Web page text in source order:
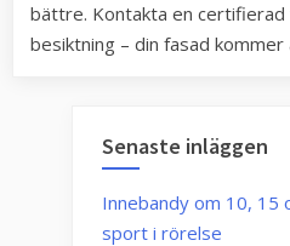
bättre. Kontakta en
besiktning – din fasad kommer
Senaste inläggen
Innebandy om 10, 15
sport i rörelse